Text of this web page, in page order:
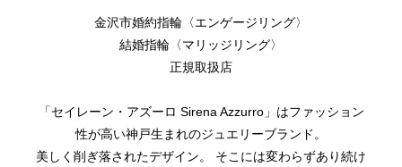
金沢市婚約指輪〈エンゲージリング〉
結婚指輪〈マリッジリング〉
正規取扱店
「セイレーン・アズーロ Sirena Azzurro」はファッション
性が高い神戸生まれのジュエリーブランド。
美しく削ぎ落されたデザイン。 そこには変わらずあり続け